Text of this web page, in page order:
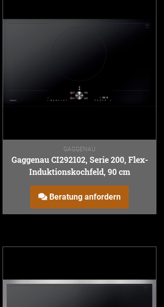
GAGGENAU
Gaggenau CI292102, Serie 200, Flex-
Induktionskochfeld, 90 cm
Beratung anfordern